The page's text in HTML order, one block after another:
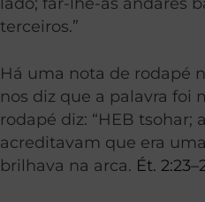
terceiros.”
Há uma nota de rodapé
nos diz que a palavra foi
rodapé diz: “HEB tsohar;
acreditavam que era
brilhava na arca. Ét.